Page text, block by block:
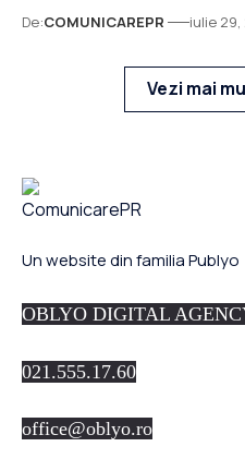
De:COMUNICAREPR iulie 29,
Vezi mai
Un website din familia Publyo
OBLYO DIGITAL
021.555.17.60
office@oblyo.ro